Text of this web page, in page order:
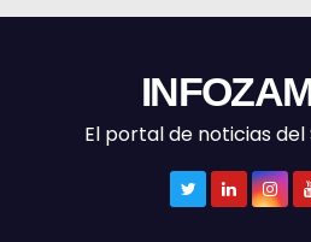
El portal de noticias del